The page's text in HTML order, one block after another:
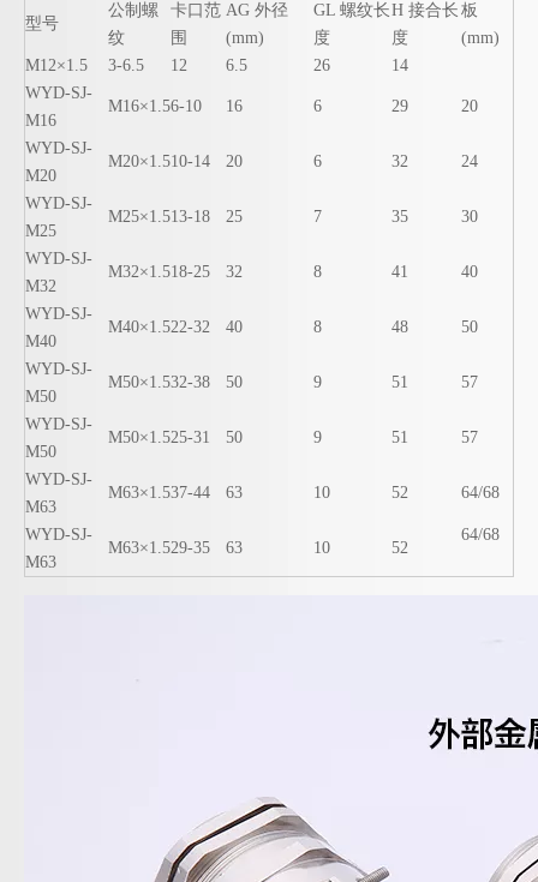
型号
公制螺
纹
卡口范
围
AG 外径
(mm)
GL 螺纹长
度
H 接合长
度
板
(mm)
M12×1.5
3-6.5 12 6.5 26
14
WYD-SJ-
M16
M16×1.56-10 16 6 29 20
WYD-SJ-
M20
M20×1.510-14 20 6 32 24
WYD-SJ-
M25
M25×1.513-18 25 7 35 30
WYD-SJ-
M32
M32×1.518-25 32 8 41 40
WYD-SJ-
M40
M40×1.522-32 40 8 48 50
WYD-SJ-
M50
M50×1.532-38 50 9 51 57
WYD-SJ-
M50
M50×1.525-31 50 9 51 57
WYD-SJ-
M63
M63×1.537-44 63 10 52 64/68
WYD-SJ-
M63
M63×1.529-35 63 10 52
64/68